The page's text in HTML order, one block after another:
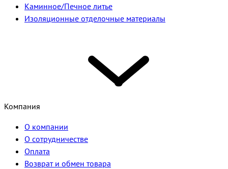
Каминное/Печное литье
Изоляционные отделочные материалы
Компания
О компании
О сотрудничестве
Оплата
Возврат и обмен товара